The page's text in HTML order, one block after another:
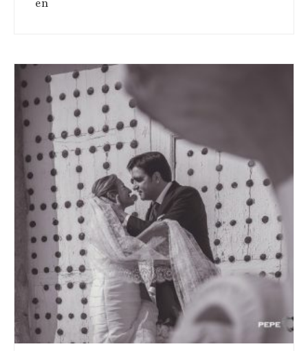
en